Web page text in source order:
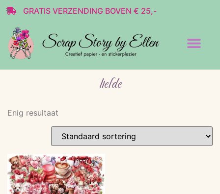
GRATIS VERZENDING BOVEN € 25,-
liefde
Enig resultaat